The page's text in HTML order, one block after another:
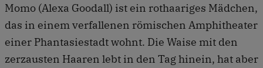
Momo (Alexa Goodall) ist ein rothaariges Mädchen,
das in einem verfallenen römischen Amphitheater
einer Phantasiestadt wohnt. Die Waise mit den
zerzausten Haaren lebt in den Tag hinein, hat aber